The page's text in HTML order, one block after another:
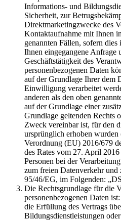
Informations- und
Sicherheit, zur
Direktmarketingzwecke des
Kontaktaufnahme mit Ihnen
genannten Fällen, sofern
Ihnen eingegangene Anfrage
Geschäftstätigkeit des
personenbezogenen Daten
auf der Grundlage Ihrer dem
Einwilligung verarbeitet
anderen als den oben
auf der Grundlage einer
Grundlage geltenden Rechts
Zweck vereinbar ist, für den
ursprünglich erhoben
Verordnung (EU) 2016/679
des Rates vom 27. April
Personen bei der
zum freien Datenverkehr
95/46/EG, im Folgenden:
Die Rechtsgrundlage für die
personenbezogenen Daten
die Erfüllung des Vertrags
Bildungsdienstleistungen